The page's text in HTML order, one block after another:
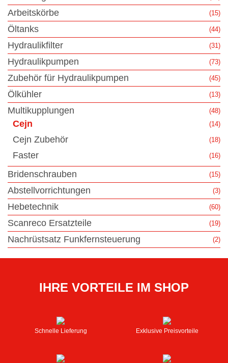
Arbeitskörbe (15)
Öltanks (44)
Hydraulikfilter (31)
Hydraulikpumpen (73)
Zubehör für Hydraulikpumpen (45)
Ölkühler (13)
Multikupplungen (48)
Cejn (14)
Cejn Zubehör (18)
Faster (16)
Bridenschrauben (15)
Abstellvorrichtungen (3)
Hebetechnik (60)
Scanreco Ersatzteile (19)
Nachrüstsatz Funkfernsteuerung (2)
IHRE VORTEILE IM SHOP
Schnelle Lieferung Exklusive Preisvorteile